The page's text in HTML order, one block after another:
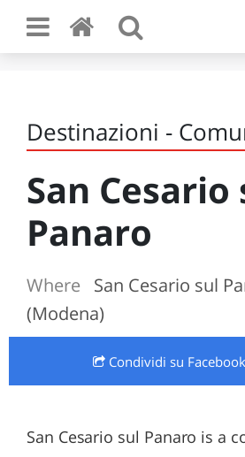
Destinazioni -
San Cesario
Panaro
Where
San Cesario sul
(Modena)
Condividi su Facebook
San Cesario sul Panaro is a